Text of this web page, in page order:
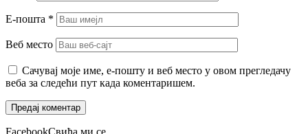
Е-пошта *
Веб место
Сачувај моје име, е-пошту и веб место у овом прегледачу
веба за следећи пут када коментаришем.
FacebookСвиђа ми се